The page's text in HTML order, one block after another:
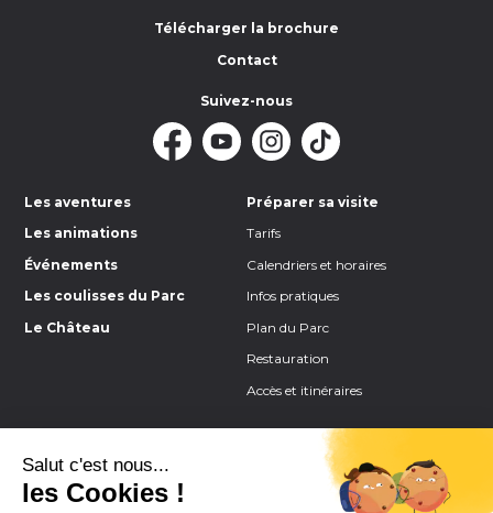
Les aventures
Les animations
Événements
Les coulisses du Parc
Le Château
Préparer sa visite
Tarifs
Calendriers et horaires
Infos pratiques
Plan du Parc
Restauration
Accès et itinéraires
Scolaires
Groupes
Télécharger la brochure
Contact
Suivez-nous
Recrutement